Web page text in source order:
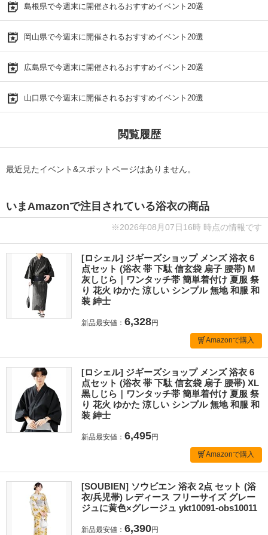
島根県で今週末に開催されるおすすめイベント20選
岡山県で今週末に開催されるおすすめイベント20選
広島県で今週末に開催されるおすすめイベント20選
山口県で今週末に開催されるおすすめイベント20選
閲覧履歴
最近見たイベント&スポットページはありません。
いまAmazonで注目されている浴衣の商品
※2026年08月07日16時 時点の情報です
[ロシェル] ジギーズショップ メンズ 浴衣 6
点セット (浴衣 帯 下駄 信玄袋 扇子 腰帯) M
灰しじら｜ワンタッチ帯 簡単着付け 夏服 祭
り 花火 ゆかた 涼しい シンプル 無地 和服 和
装 紳士
新品最安値： 6,328円
Amazonで購入
[ロシェル] ジギーズショップ メンズ 浴衣 6
点セット (浴衣 帯 下駄 信玄袋 扇子 腰帯) XL
黒しじら｜ワンタッチ帯 簡単着付け 夏服 祭
り 花火 ゆかた 涼しい シンプル 無地 和服 和
装 紳士
新品最安値： 6,495円
Amazonで購入
[SOUBIEN] ソウビエン 浴衣 2点 セット (浴
衣/兵児帯) レディース フリーサイズ グレー
ジュに黄色×グレージュ ykt10091-obs10011
新品最安値： 6,390円